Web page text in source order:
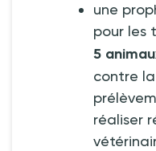
une
pour les
5
contre
réaliser